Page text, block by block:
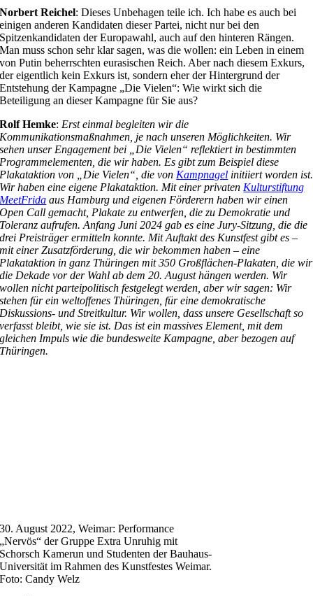
Norbert Reichel: Dieses Unbehagen teile ich. Ich habe es auch bei
einigen anderen Kandidaten dieser Partei, nicht nur bei den
Spitzenkandidaten der Europawahl, auch auf den hinteren Rängen.
Man muss schon sehr klar sagen, was die wollen: ein Leben in einem
von Putin beherrschten eurasischen Reich. Aber nach diesem Exkurs,
der eigentlich kein Exkurs ist, sondern eher der Hintergrund der
Entstehung der Kampagne „Die Vielen“: Wie wirkt sich die
Beteiligung an dieser Kampagne für Sie aus?
Rolf Hemke: Erst einmal begleiten wir die
Kommunikationsmaßnahmen, je nach unseren Möglichkeiten. Wir
sehen unser Engagement bei „Die Vielen“ reflektiert in bestimmten
Programmelementen, die wir haben. Es gibt zum Beispiel diese
Plakataktion von „Die Vielen“, die von Kampnagel initiiert worden ist.
Wir haben eine eigene Plakataktion. Mit einer privaten Kulturstiftung
MeetFrida aus Hamburg und eigenen Förderern haben wir einen
Open Call gemacht, Plakate zu entwerfen, die zu Demokratie und
Toleranz aufrufen. Anfang Juni 2024 gab es eine Jury-Sitzung, die die
drei Preisträger ermitteln konnte. Mit Auftakt des Kunstfest gibt es –
mit einer Zusatzförderung, die wir bekommen haben – eine
Plakataktion in ganz Thüringen mit 350 Großflächen-Plakaten, die wir
die Dekade vor der Wahl ab dem 20. August hängen werden. Wir
wollen nicht parteipolitisch festgelegt werden, aber wir sagen: Wir
stehen für ein weltoffenes Thüringen, für eine demokratische
Diskussions- und Streitkultur. Wir wollen, dass unsere Gesellschaft so
verfasst bleibt, wie sie ist. Das ist ein massives Element, mit dem
gleichen Impuls wie die bundesweite Kampagne, aber bezogen auf
Thüringen.
30. August 2022, Weimar: Performance
„Nervös“ der Gruppe Extra Unruhig mit
Schorsch Kamerun und Studenten der Bauhaus-
Universität im Rahmen des Kunstfestes Weimar.
Foto: Candy Welz